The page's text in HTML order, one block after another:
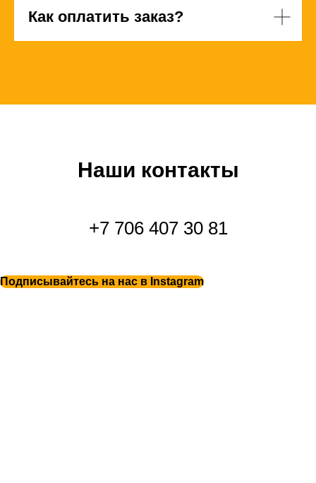
Как оплатить заказ?
Наши контакты
+7 706 407 30 81
Подписывайтесь на нас в Instagram